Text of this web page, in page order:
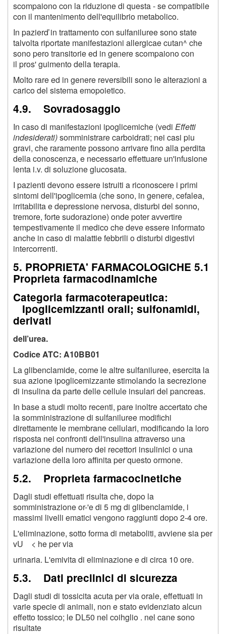
scompaiono con la riduzione di questa - se compatibile
con il mantenimento dell'equilibrio metabolico.
In pazierď in trattamento con sulfaniluree sono state
talvolta riportate manifestazioni allergicae cutan^ che
sono pero transitorie ed in genere scompaiono con
il pros' guimento della terapia.
Molto rare ed in genere reversibili sono le alterazioni a
carico del sistema emopoietico.
4.9. Sovradosaggio
In caso di manifestazioni ipoglicemiche (vedi Effetti
indesiderati)somministrare carboidrati; nei casi piu
gravi, che raramente possono arrivare fino alla perdita
della conoscenza, e necessario effettuare un'infusione
lenta i.v. di soluzione glucosata.
I pazienti devono essere istruiti a riconoscere i primi
sintomi dell'ipoglicemia (che sono, in genere, cefalea,
irritabilita e depressione nervosa, disturbi del sonno,
tremore, forte sudorazione) onde poter avvertire
tempestivamente il medico che deve essere informato
anche in caso di malattie febbrili o disturbi digestivi
intercorrenti.
5. PROPRIETA' FARMACOLOGICHE 5.1
Proprieta farmacodinamiche
Categoria farmacoterapeutica:
Ipoglicemizzanti orali; sulfonamidi,
derivati
dell’urea.
Codice ATC: A10BB01
La glibenclamide, come le altre sulfaniluree, esercita la
sua azione ipoglicemizzante stimolando la secrezione
di insulina da parte delle cellule insulari del pancreas.
In base a studi molto recenti, pare inoltre accertato che
la somministrazione di sulfaniluree modifichi
direttamente le membrane cellulari, modificando la loro
risposta nei confronti dell'insulina attraverso una
variazione del numero dei recettori insulinici o una
variazione della loro affinita per questo ormone.
5.2. Proprieta farmacocinetiche
Dagli studi effettuati risulta che, dopo la
somministrazione or-'e di 5 mg di glibenclamide, i
massimi livelli ematici vengono raggiunti dopo 2-4 ore.
L'eliminazione, sotto forma di metaboliti, avviene sia per
vU < he per via
urinaria. L'emivita di eliminazione e di circa 10 ore.
5.3. Dati preclinici di sicurezza
Dagli studi di tossicita acuta per via orale, effettuati in
varie specie di animali, non e stato evidenziato alcun
effetto tossico; le DL50 nel coihglio . nel cane sono
risultate